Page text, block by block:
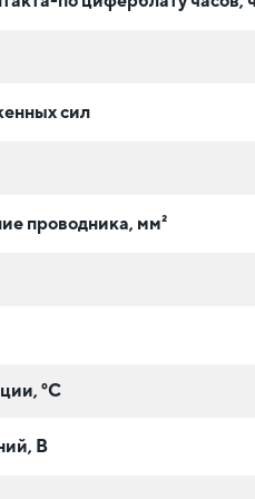
сил
проводника, мм²
°C
В